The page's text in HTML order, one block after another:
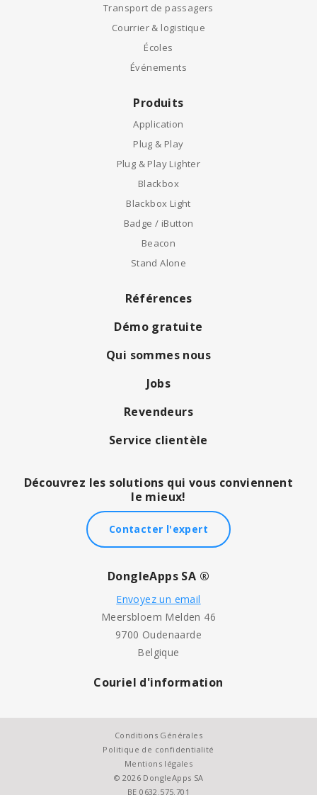
Transport de passagers
Courrier & logistique
Écoles
Événements
Produits
Application
Plug & Play
Plug & Play Lighter
Blackbox
Blackbox Light
Badge / iButton
Beacon
Stand Alone
Références
Démo gratuite
Qui sommes nous
Jobs
Revendeurs
Service clientèle
Découvrez les solutions qui vous conviennent
le mieux!
Contacter l'expert
DongleApps SA ®
Envoyez un email
Meersbloem Melden 46
9700 Oudenaarde
Belgique
Couriel d'information
Conditions Générales
Politique de confidentialité
Mentions légales
© 2026 DongleApps SA
BE 0632.575.701